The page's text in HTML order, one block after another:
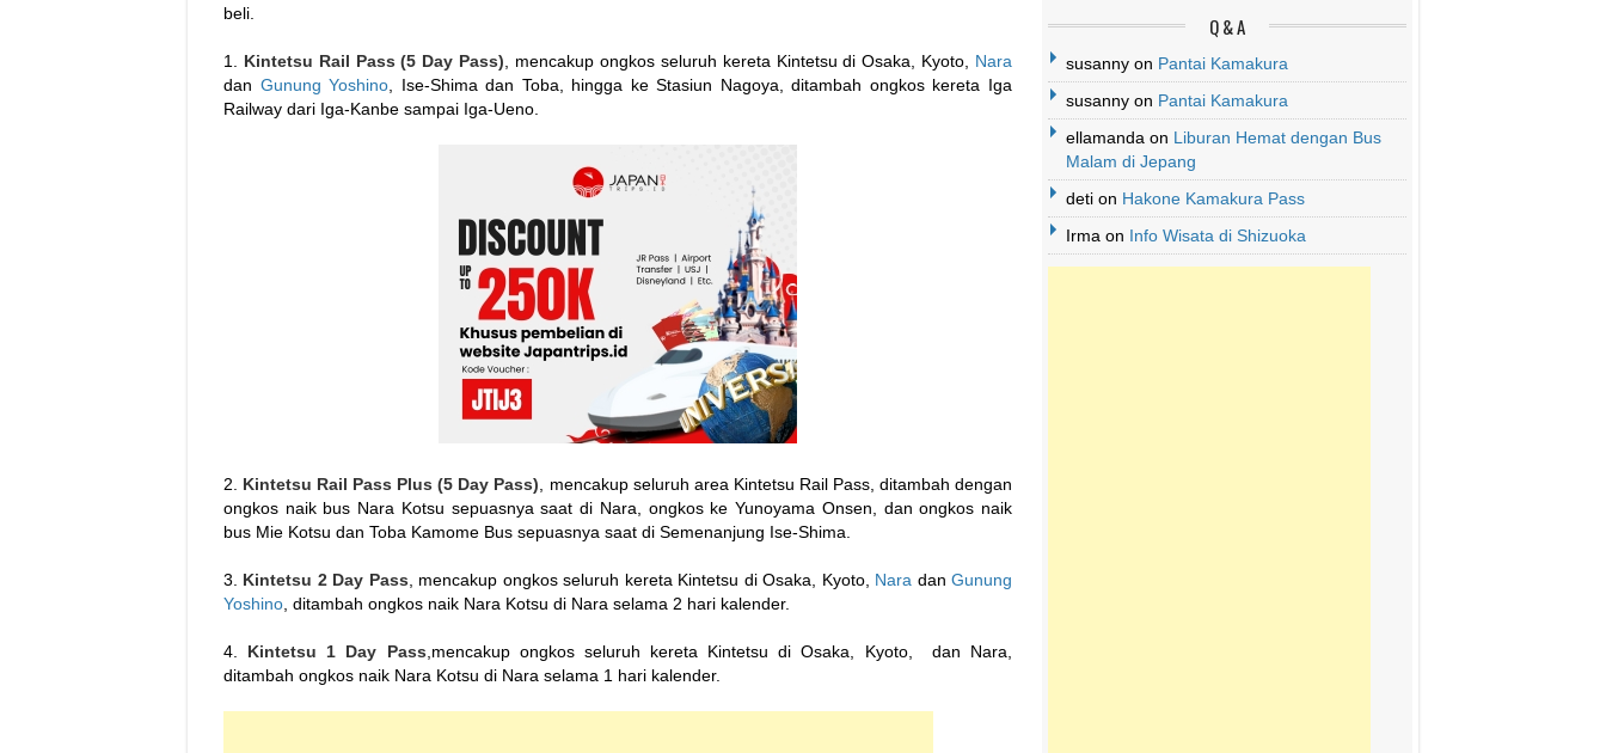
beli.
1. Kintetsu Rail Pass (5 Day Pass) , mencakup ongkos seluruh kereta Kintetsu di Osaka, Kyoto, Nara
dan Gunung Yoshino , Ise-Shima dan Toba, hingga ke Stasiun Nagoya, ditambah ongkos kereta Iga
Railway dari Iga-Kanbe sampai Iga-Ueno.
2. Kintetsu Rail Pass Plus (5 Day Pass) , mencakup seluruh area Kintetsu Rail Pass, ditambah dengan
ongkos naik bus Nara Kotsu sepuasnya saat di Nara, ongkos ke Yunoyama Onsen, dan ongkos naik
bus Mie Kotsu dan Toba Kamome Bus sepuasnya saat di Semenanjung Ise-Shima.
3. Kintetsu 2 Day Pass , mencakup ongkos seluruh kereta Kintetsu di Osaka, Kyoto, Nara danGunung
Yoshino , ditambah ongkos naik Nara Kotsu di Nara selama 2 hari kalender.
4. Kintetsu 1 Day Pass ,mencakup ongkos seluruh kereta Kintetsu di Osaka, Kyoto, dan Nara,
ditambah ongkos naik Nara Kotsu di Nara selama 1 hari kalender.
Q & A
susanny on Pantai Kamakura
susanny on Pantai Kamakura
ellamanda on Liburan Hemat dengan Bus
Malam di Jepang
deti on Hakone Kamakura Pass
Irma on Info Wisata di Shizuoka